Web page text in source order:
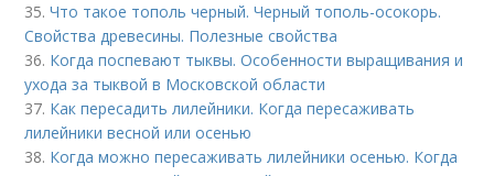
35.Что такое тополь черный. Черный тополь-осокорь.
Свойства древесины. Полезные свойства
36. Когда поспевают тыквы. Особенности выращивания и
ухода за тыквой в Московской области
37. Как пересадить лилейники. Когда пересаживать
лилейники весной или осенью
38. Когда можно пересаживать лилейники осенью. Когда